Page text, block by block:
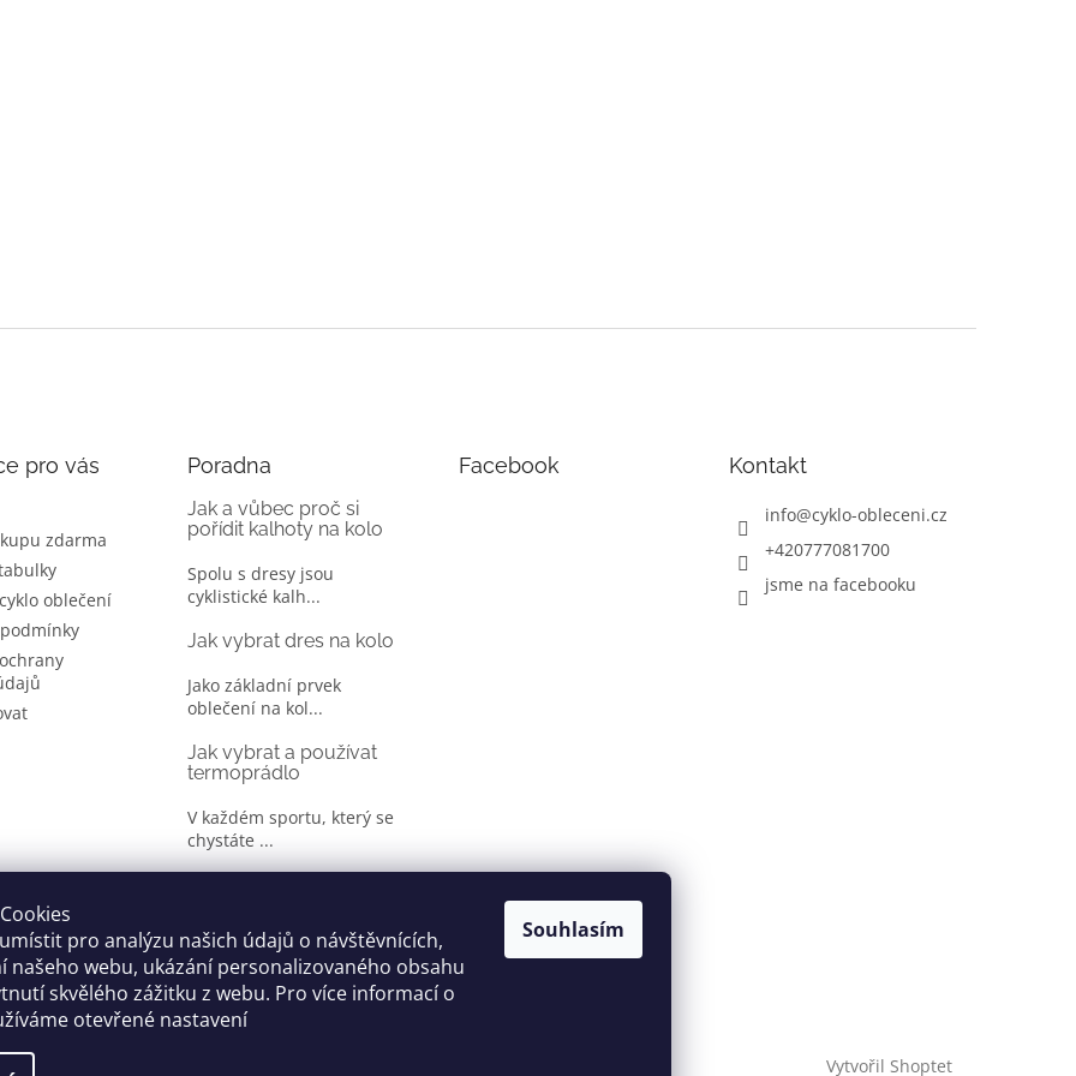
pro analýzu našich údajů o návštěvnících,
našeho webu, ukázání personalizovaného obsahu
skvělého zážitku z webu. Pro více informací o
otevřené nastavení
Souhlasím
pro vás
zdarma
oblečení
Poradna
Jak a vůbec proč si
pořídit kalhoty na kolo
Spolu s dresy jsou
cyklistické kalh...
Jak vybrat dres na kolo
Jako základní prvek
oblečení na kol...
Jak vybrat a používat
termoprádlo
V každém sportu, který se
chystáte ...
Je jen málo cyklistů, kteří si
oble...
Facebook Kontakt
info@cyklo-obleceni.cz
+420777081700
jsme na facebooku
Vytvořil Shoptet